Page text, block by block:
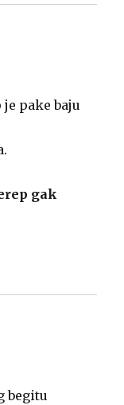
je pake baju
gak
begitu